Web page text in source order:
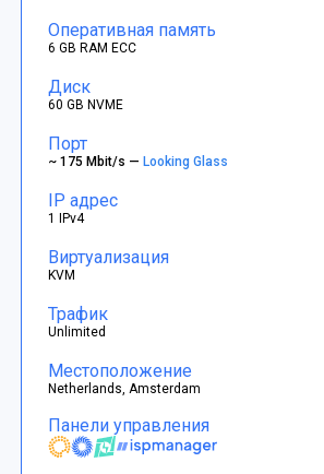
Оперативная память
6 GB RAM ECC
Диск
60 GB NVME
Порт
~ 175 Mbit/s —Looking Glass
IP адрес
1 IPv4
Виртуализация
KVM
Трафик
Unlimited
Местоположение
Netherlands, Amsterdam
Панели управления